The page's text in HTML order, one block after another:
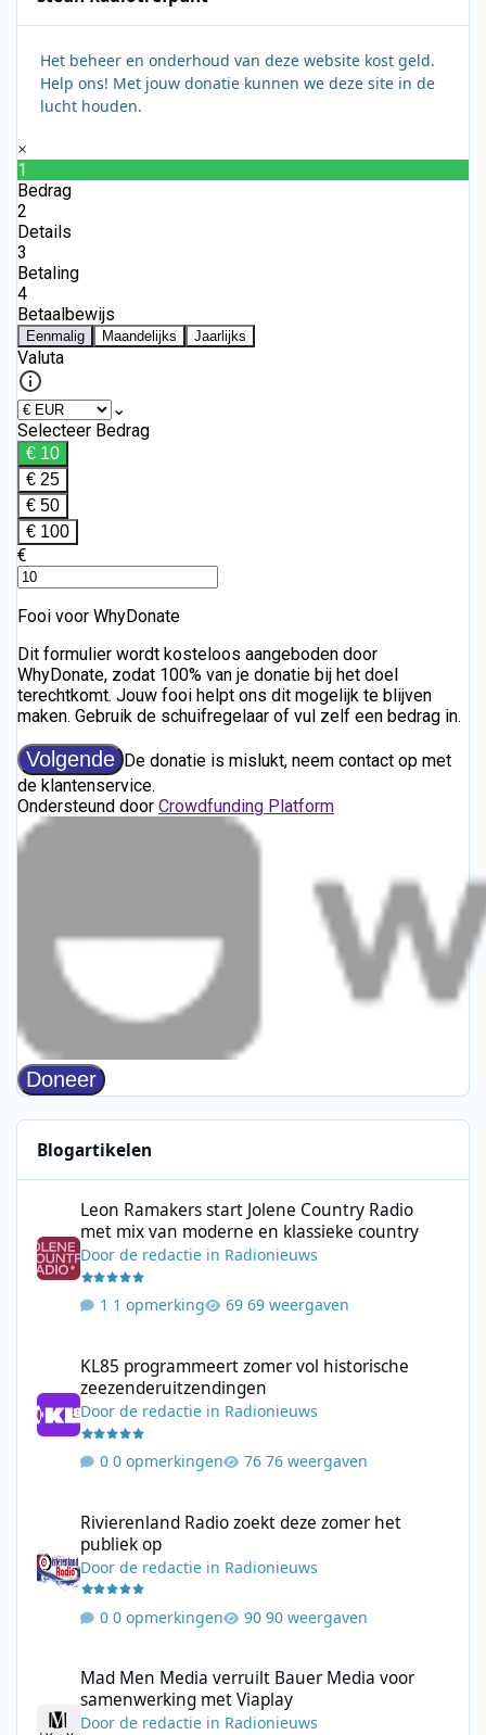
Het beheer en onderhoud van deze website kost geld.
Help ons! Met jouw donatie kunnen we deze site in de
lucht houden.
Blogartikelen
Leon Ramakers start Jolene Country Radio
met mix van moderne en klassieke country
Doorde redactie in Radionieuws
1 opmerking 69 weergaven
KL85 programmeert zomer vol historische
zeezenderuitzendingen
Doorde redactie in Radionieuws
0 opmerkingen 76 weergaven
Rivierenland Radio zoekt deze zomer het
publiek op
Doorde redactie in Radionieuws
0 opmerkingen 90 weergaven
Mad Men Media verruilt Bauer Media voor
samenwerking met Viaplay
Doorde redactie in Radionieuws